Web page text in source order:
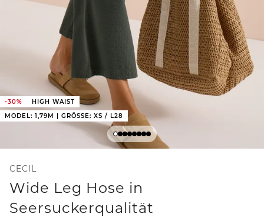
-30%
HIGH WAIST
MODEL: 1,79M | GRÖSSE: XS / L28
CECIL
Wide Leg Hose in
Seersuckerqualität